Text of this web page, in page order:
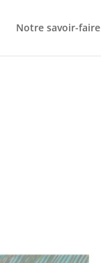
Notre savoir-faire